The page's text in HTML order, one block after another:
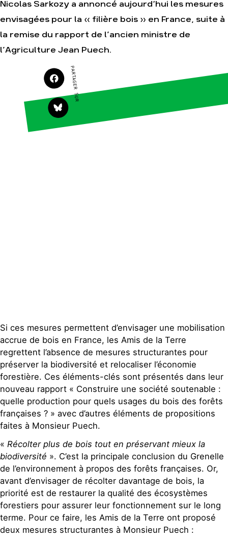
Agir
Faire un don
terrain
Agir au quotidien
Soutenir les
campagnes
Transmettre tout ou
partie de son
patrimoine
Nos thématiques
Forêts
Nicolas Sarkozy a annoncé aujourd‘hui les mesures
envisagées pour la « filière bois » en France, suite à
la remise du rapport de l’ancien ministre de
l’Agriculture Jean Puech.
PARTAGER SUR
Si ces mesures permettent d’envisager une mobilisation
accrue de bois en France, les Amis de la Terre
regrettent l’absence de mesures structurantes pour
préserver la biodiversité et relocaliser l’économie
forestière. Ces éléments-clés sont présentés dans leur
nouveau rapport « Construire une société soutenable :
quelle production pour quels usages du bois des forêts
françaises ? » avec d’autres éléments de propositions
faites à Monsieur Puech.
« Récolter plus de bois tout en préservant mieux la
biodiversité ». C’est la principale conclusion du Grenelle
de l’environnement à propos des forêts françaises. Or,
avant d’envisager de récolter davantage de bois, la
priorité est de restaurer la qualité des écosystèmes
forestiers pour assurer leur fonctionnement sur le long
terme. Pour ce faire, les Amis de la Terre ont proposé
deux mesures structurantes à Monsieur Puech :